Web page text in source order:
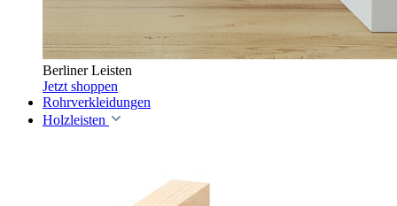
Berliner Leisten
Jetzt shoppen
Rohrverkleidungen
Holzleisten